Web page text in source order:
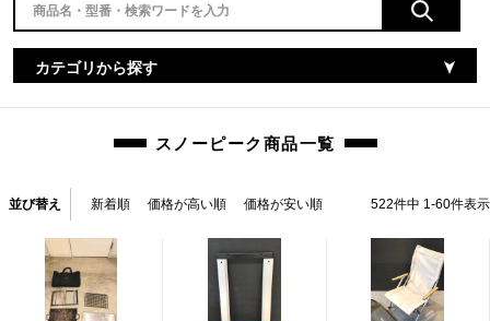
カテゴリから探す
スノーピーク商品一覧
並び替え 新着順 価格が高い順 価格が安い順 522件中 1-60件表示